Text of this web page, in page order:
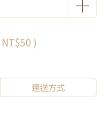
NT$50 )
運送方式